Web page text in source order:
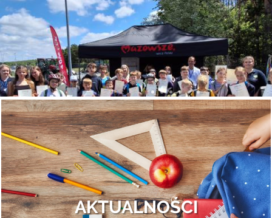
Finał II edycji Bezpiecznego Mazowsza.
Otrębusy znowu obsypane nagrodami!
To był dzień pełen wrażeń, przepełniony do samego końca całą gamą
ludzkich uczuć: od wybuchów szalonej radości po rozczarowanie i gorzki
smak porażki. Ale po kolei.AKTUALNOŚCI